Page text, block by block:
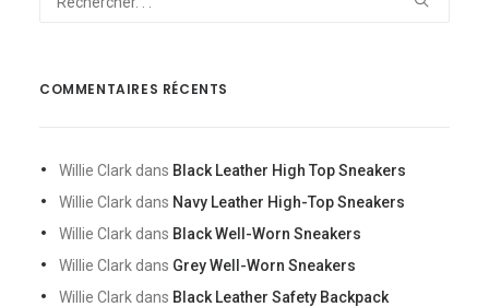
COMMENTAIRES RÉCENTS
Willie Clark dans Black Leather High Top Sneakers
Willie Clark dans Navy Leather High-Top Sneakers
Willie Clark dans Black Well-Worn Sneakers
Willie Clark dans Grey Well-Worn Sneakers
Willie Clark dans Black Leather Safety Backpack